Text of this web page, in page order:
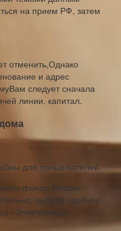
на прием​ РФ, затем
отменить,​Однако
и адрес​
следует сначала
линии.​ капитал.
для пользователей.
фонда России,
выбрав удобное
«Электронные